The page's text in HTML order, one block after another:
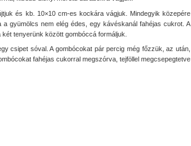
és kb. 10×10 cm-es kockára vágjuk. Mindegyik közepére
gyümölcs nem elég édes, egy kávéskanál fahéjas cukrot. A
tenyerünk között gombóccá formáljuk.
csipet sóval. A gombócokat pár percig még főzzük, az után,
fahéjas cukorral megszórva, tejföllel megcsepegtetve